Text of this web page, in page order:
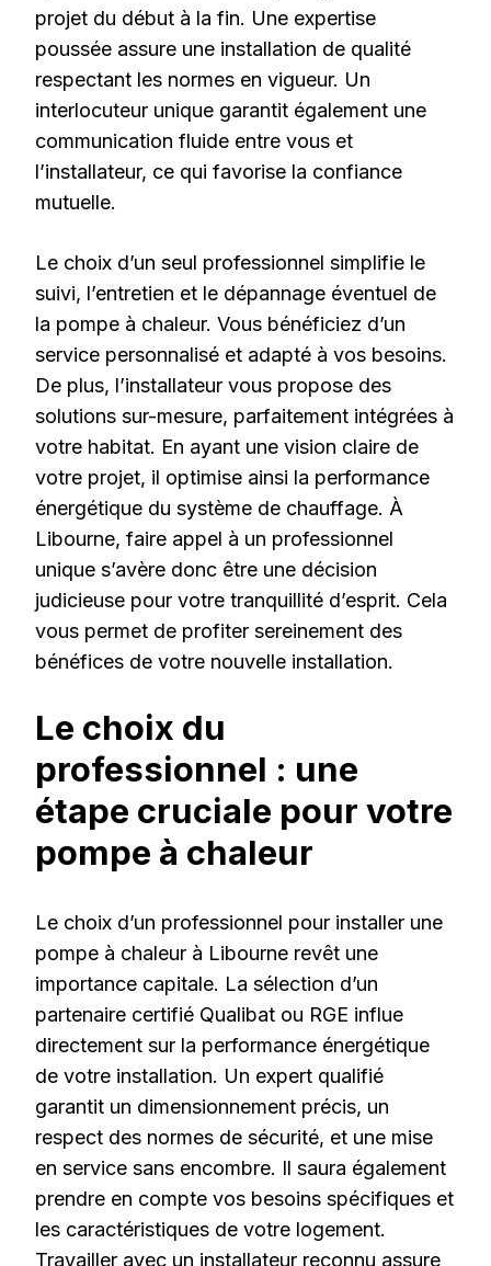
projet du début à la fin. Une expertise
poussée assure une installation de qualité
respectant les normes en vigueur. Un
interlocuteur unique garantit également une
communication fluide entre vous et
l’installateur, ce qui favorise la confiance
mutuelle.
Le choix d’un seul professionnel simplifie le
suivi, l’entretien et le dépannage éventuel de
la pompe à chaleur. Vous bénéficiez d’un
service personnalisé et adapté à vos besoins.
De plus, l’installateur vous propose des
solutions sur-mesure, parfaitement intégrées à
votre habitat. En ayant une vision claire de
votre projet, il optimise ainsi la performance
énergétique du système de chauffage. À
Libourne, faire appel à un professionnel
unique s’avère donc être une décision
judicieuse pour votre tranquillité d’esprit. Cela
vous permet de profiter sereinement des
bénéfices de votre nouvelle installation.
Le choix du
professionnel : une
étape cruciale pour votre
pompe à chaleur
Le choix d’un professionnel pour installer une
pompe à chaleur à Libourne revêt une
importance capitale. La sélection d’un
partenaire certifié Qualibat ou RGE influe
directement sur la performance énergétique
de votre installation. Un expert qualifié
garantit un dimensionnement précis, un
respect des normes de sécurité, et une mise
en service sans encombre. Il saura également
prendre en compte vos besoins spécifiques et
les caractéristiques de votre logement.
Travailler avec un installateur reconnu assure